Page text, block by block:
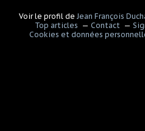
Voir le profil de Jean François
Top articles
Contact
Cookies et données